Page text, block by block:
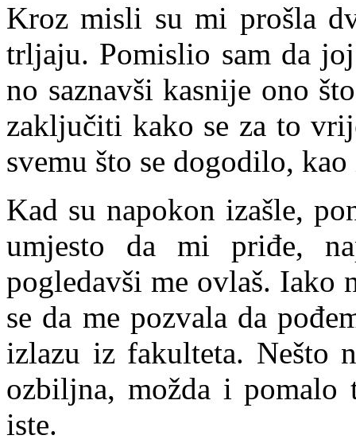
Kroz misli su mi prošla
trljaju. Pomislio sam da
no saznavši kasnije ono
zaključiti kako se za to
svemu što se dogodilo,
Kad su napokon izašle,
umjesto da mi priđe,
pogledavši me ovlaš.
se da me pozvala da
izlazu iz fakulteta. Nešto
ozbiljna, možda i
iste.